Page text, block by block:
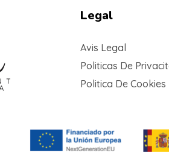
Legal
Avis Legal
Politicas De
Politica De Cookies